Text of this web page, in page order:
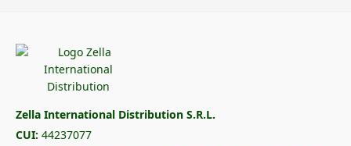
Zella International Distribution S.R.L.
CUI: 44237077